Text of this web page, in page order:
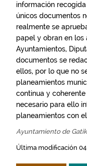
información
únicos documentos
realmente se
papel y obran en los
Ayuntamientos,
documentos se
ellos, por lo que no
planeamientos
continua y
necesario para ello
planeamientos con
Ayuntamiento de
Última modificación